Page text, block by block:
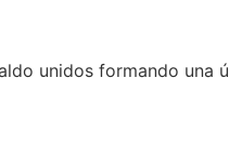
unidos formando una